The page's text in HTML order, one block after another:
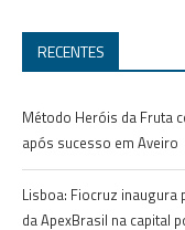
RECENTES
Método Heróis da Fruta
após sucesso em Aveiro
Lisboa: Fiocruz
da ApexBrasil na capital